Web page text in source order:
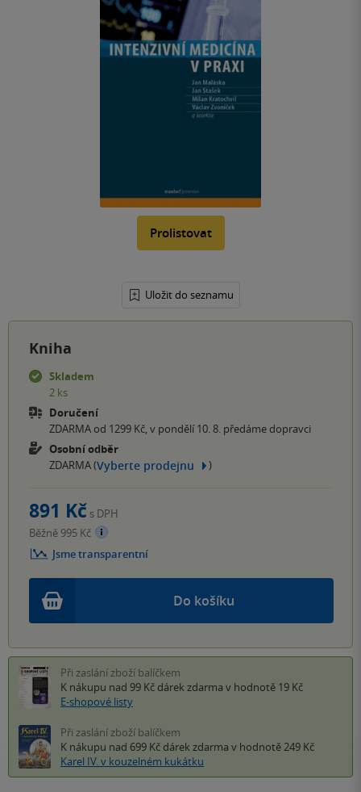
Prolistovat
Uložit do seznamu
Kniha
Skladem
2 ks
Doručení
ZDARMA od 1299 Kč, v pondělí 10. 8. předáme dopravci
Osobní odběr
ZDARMA (Vyberte prodejnu )
Do košíku
891 Kč s DPH
Běžně 995 Kč
Jsme transparentní
Při zaslání zboží balíčkem
K nákupu nad 99 Kč dárek zdarma v hodnotě 19 Kč
E-shopové listy
Při zaslání zboží balíčkem
K nákupu nad 699 Kč dárek zdarma v hodnotě 249 Kč
Karel IV. v kouzelném kukátku